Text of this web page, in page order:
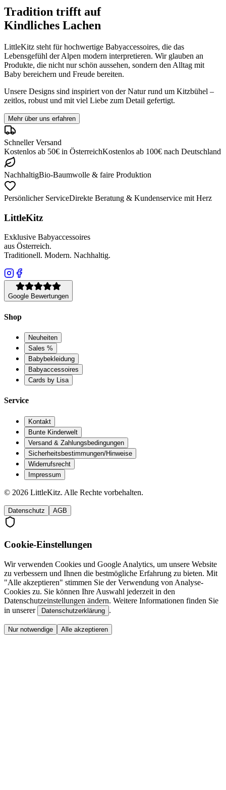
Tradition trifft auf
Kindliches Lachen
LittleKitz steht für hochwertige Babyaccessoires, die das
Lebensgefühl der Alpen modern interpretieren. Wir glauben an
Produkte, die nicht nur schön aussehen, sondern den Alltag mit
Baby bereichern und Freude bereiten.
Unsere Designs sind inspiriert von der Natur rund um Kitzbühel –
zeitlos, robust und mit viel Liebe zum Detail gefertigt.
Mehr über uns erfahren
Schneller Versand
Kostenlos ab 50€ in ÖsterreichKostenlos ab 100€ nach Deutschland
NachhaltigBio-Baumwolle & faire Produktion
Persönlicher ServiceDirekte Beratung & Kundenservice mit Herz
LittleKitz
Exklusive Babyaccessoires
aus Österreich.
Traditionell. Modern. Nachhaltig.
Google Bewertungen
Shop
Neuheiten
Sales %
Babybekleidung
Babyaccessoires
Cards by Lisa
Service
Kontakt
Bunte Kinderwelt
Versand & Zahlungsbedingungen
Sicherheitsbestimmungen/Hinweise
Widerrufsrecht
Impressum
© 2026 LittleKitz. Alle Rechte vorbehalten.
Datenschutz AGB
Cookie-Einstellungen
Wir verwenden Cookies und Google Analytics, um unsere Website
zu verbessern und Ihnen die bestmögliche Erfahrung zu bieten. Mit
"Alle akzeptieren" stimmen Sie der Verwendung von Analyse-
Cookies zu. Sie können Ihre Auswahl jederzeit in den
Datenschutzeinstellungen ändern. Weitere Informationen finden Sie
in unserer
Datenschutzerklärung .
Nur notwendige Alle akzeptieren